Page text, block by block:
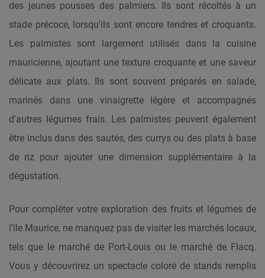
des jeunes pousses des palmiers. Ils sont récoltés à un
stade précoce, lorsqu'ils sont encore tendres et croquants.
Les palmistes sont largement utilisés dans la cuisine
mauricienne, ajoutant une texture croquante et une saveur
délicate aux plats. Ils sont souvent préparés en salade,
marinés dans une vinaigrette légère et accompagnés
d'autres légumes frais. Les palmistes peuvent également
être inclus dans des sautés, des currys ou des plats à base
de riz pour ajouter une dimension supplémentaire à la
dégustation.
Pour compléter votre exploration des fruits et légumes de
l'île Maurice, ne manquez pas de visiter les marchés locaux,
tels que le marché de Port-Louis ou le marché de Flacq.
Vous y découvrirez un spectacle coloré de stands remplis